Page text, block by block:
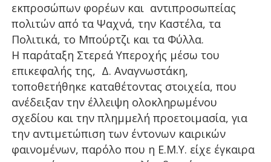
εκπροσώπων φορέων και αντιπροσωπείας
πολιτών από τα Ψαχνά, την Καστέλα, τα
Πολιτικά, το Μπούρτζι και τα Φύλλα.
Η παράταξη Στερεά Υπεροχής μέσω του
επικεφαλής της, Δ. Αναγνωστάκη,
τοποθετήθηκε καταθέτοντας στοιχεία, που
ανέδειξαν την έλλειψη ολοκληρωμένου
σχεδίου και την πλημμελή προετοιμασία, για
την αντιμετώπιση των έντονων καιρικών
φαινομένων, παρόλο που η Ε.Μ.Υ. είχε έγκαιρα